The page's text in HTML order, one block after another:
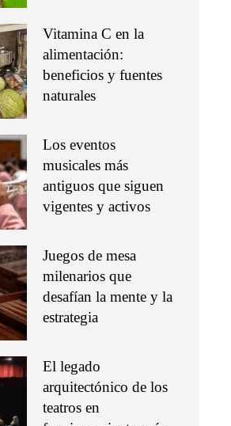
Vitamina C en la
alimentación:
beneficios y fuentes
naturales
Los eventos
musicales más
antiguos que siguen
vigentes y activos
Juegos de mesa
milenarios que
desafían la mente y la
estrategia
El legado
arquitectónico de los
teatros en